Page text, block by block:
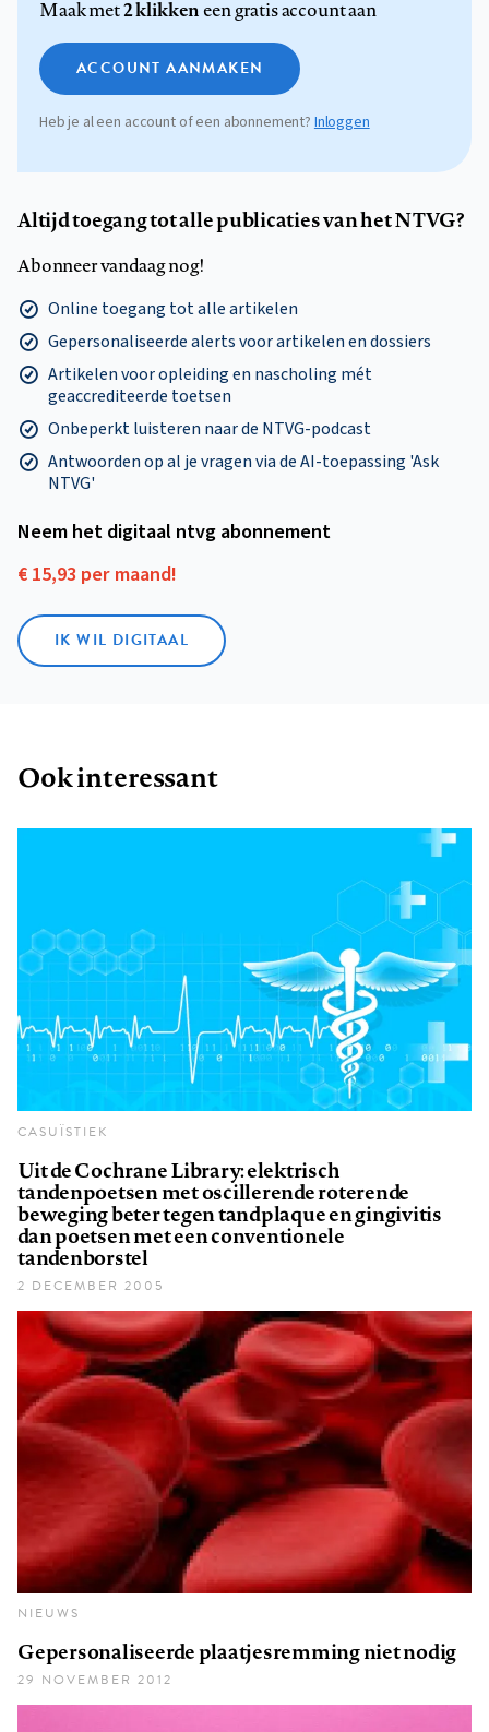
Maak met2 klikkeneen gratis account aan
ACCOUNT AANMAKEN
Heb je al een account of een abonnement? Inloggen
Altijd toegang tot alle publicaties van het NTVG?
Abonneer vandaag nog!
Online toegang tot alle artikelen
Gepersonaliseerde alerts voor artikelen en dossiers
Artikelen voor opleiding en nascholing mét
geaccrediteerde toetsen
Onbeperkt luisteren naar de NTVG-podcast
Antwoorden op al je vragen via de AI-toepassing 'Ask
NTVG'
Neem het digitaal ntvg abonnement
€ 15,93 per maand!
IK WIL DIGITAAL
Ook interessant
CASUÏSTIEK
Uit de Cochrane Library: elektrisch
tandenpoetsen met oscillerende roterende
beweging beter tegen tandplaque en gingivitis
dan poetsen met een conventionele
tandenborstel
2 DECEMBER 2005
NIEUWS
Gepersonaliseerde plaatjesremming niet nodig
29 NOVEMBER 2012